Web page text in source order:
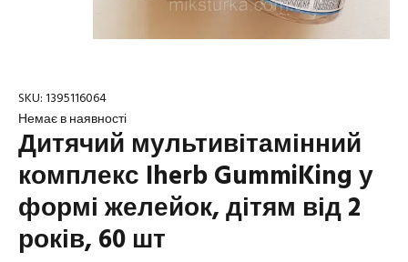
SKU:1395116064
Немає в наявності
Дитячий мультивітамінний
комплекс Iherb GummiKing у
формі желейок, дітям від 2
років, 60 шт